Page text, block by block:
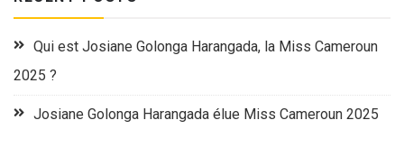
Qui est Josiane Golonga Harangada, la Miss Cameroun
2025 ?
Josiane Golonga Harangada élue Miss Cameroun 2025